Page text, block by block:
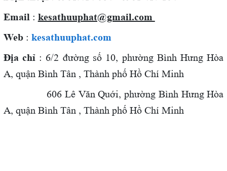
Email : kesathuuphat@gmail.com
Web : kesathuuphat.com
Địa chỉ : 6/2 đường số 10, phường Bình Hưng Hòa
A, quận Bình Tân , Thành phố Hồ Chí Minh
606 Lê Văn Quới, phường Bình Hưng Hòa
A, quận Bình Tân , Thành phố Hồ Chí Minh